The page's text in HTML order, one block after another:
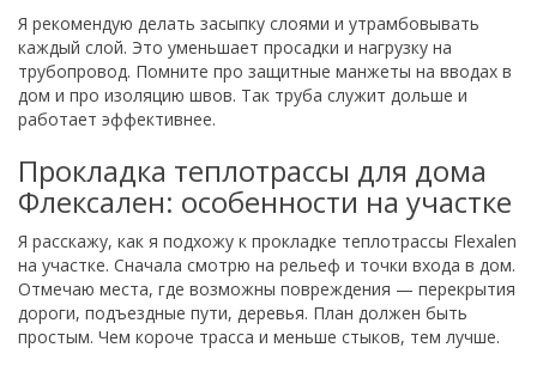
Я рекомендую делать засыпку слоями и утрамбовывать
каждый слой. Это уменьшает просадки и нагрузку на
трубопровод. Помните про защитные манжеты на вводах в
дом и про изоляцию швов. Так труба служит дольше и
работает эффективнее.
Прокладка теплотрассы для дома
Флексален: особенности на участке
Я расскажу, как я подхожу к прокладке теплотрассы Flexalen
на участке. Сначала смотрю на рельеф и точки входа в дом.
Отмечаю места, где возможны повреждения — перекрытия
дороги, подъездные пути, деревья. План должен быть
простым. Чем короче трасса и меньше стыков, тем лучше.